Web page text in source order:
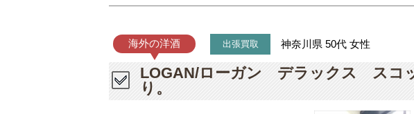
海外の洋酒 出張買取 神奈川県 50代 女性
LOGAN/ローガン デラックス スコ
り。